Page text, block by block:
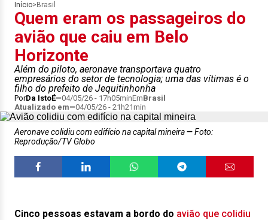
Início> Brasil
Quem eram os passageiros do
avião que caiu em Belo
Horizonte
Além do piloto, aeronave transportava quatro
empresários do setor de tecnologia; uma das vítimas é o
filho do prefeito de Jequitinhonha
PorDa IstoÉ 04/05/26 - 17h05minEmBrasil
Atualizado em
04/05/26 - 21h21min
Aeronave colidiu com edifício na capital mineira
Foto:
Reprodução/TV Globo
Cinco pessoas estavam a bordo do avião que colidiu